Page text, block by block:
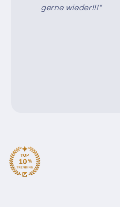
gerne wieder!!!"